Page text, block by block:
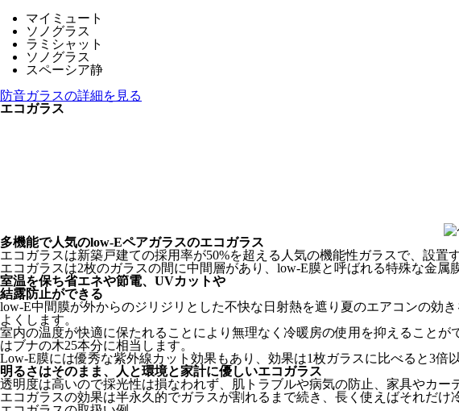
マイミュート
ソノグラス
ラミシャット
ソノグラス
スペーシア静
防音ガラスの詳細を見る
エコガラス
多機能で人気のlow-Eペアガラスのエコガラス
エコガラスは新築戸建ての採用率が50%を超える人気の機能性ガラスで、設置
エコガラスは2枚のガラスの間に中間層があり、low-E膜と呼ばれる特殊な金属
室温を保ち省エネや節電、UVカットや
結露防止ができる
low-E中間膜が外からのジリジリとした不快な日射熱を遮り夏のエアコンの効
よくします。
室内の温度が快適に保たれることにより無理なく冷暖房の使用を抑えること
はブナの木25本分に相当します。
Low-E膜には優秀な紫外線カット効果もあり、効果は1枚ガラスに比べると3倍
明るさはそのまま、人と環境と家計に優しいエコガラス
透明度は高いので採光性は損なわれず、肌トラブルや病気の防止、家具やカー
エコガラスの効果は半永久的でガラスが割れるまで続き、長く使えばそれだけ